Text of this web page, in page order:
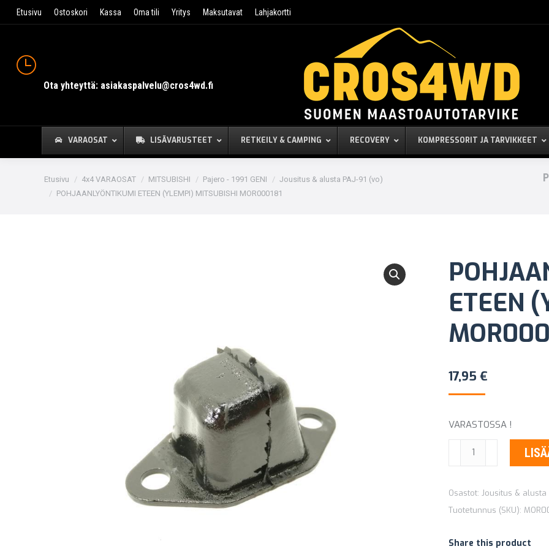
Etusivu Ostoskori Kassa Oma tili Yritys Maksutavat Lahjakortti
Ota yhteyttä: asiakaspalvelu@cros4wd.fi
VARAOSAT LISÄVARUSTEET RETKEILY & CAMPING RECOVERY KOMPRESSORIT JA TARVIKKEET
You are here:
Etusivu 4x4 VARAOSAT MITSUBISHI Pajero - 1991 GENI
Jousitus & alusta PAJ-91 (vo)
POHJAANLYÖNTIKUMI ETEEN (YLEMPI) MITSUBISHI MOR000181
ETEEN
17,95 €
VARASTOSSA !
POHJAANLYÖNTIKUMI
ETEEN
MITSUBISHI
MOR000181
Osastot: Jousitus &
Tuotetunnus (SKU):
Share this product